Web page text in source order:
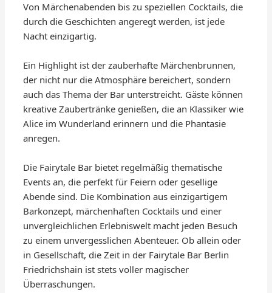
Von Märchenabenden bis zu speziellen Cocktails, die
durch die Geschichten angeregt werden, ist jede
Nacht einzigartig.
Ein Highlight ist der zauberhafte Märchenbrunnen,
der nicht nur die Atmosphäre bereichert, sondern
auch das Thema der Bar unterstreicht. Gäste können
kreative Zaubertränke genießen, die an Klassiker wie
Alice im Wunderland erinnern und die Phantasie
anregen.
Die Fairytale Bar bietet regelmäßig thematische
Events an, die perfekt für Feiern oder gesellige
Abende sind. Die Kombination aus einzigartigem
Barkonzept, märchenhaften Cocktails und einer
unvergleichlichen Erlebniswelt macht jeden Besuch
zu einem unvergesslichen Abenteuer. Ob allein oder
in Gesellschaft, die Zeit in der Fairytale Bar Berlin
Friedrichshain ist stets voller magischer
Überraschungen.